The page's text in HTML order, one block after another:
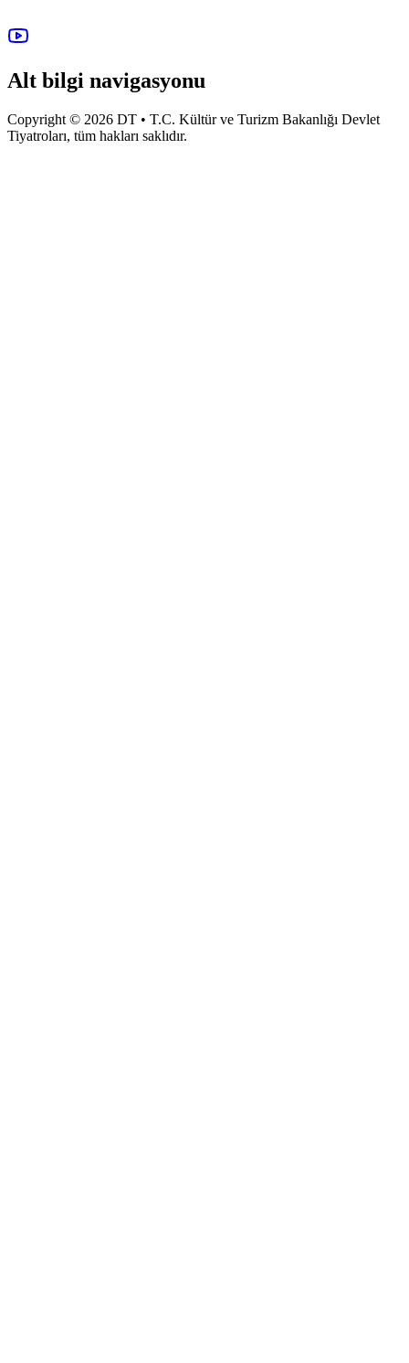
Alt bilgi navigasyonu
Copyright © 2026 DT • T.C. Kültür ve Turizm Bakanlığı Devlet
Tiyatroları, tüm hakları saklıdır.